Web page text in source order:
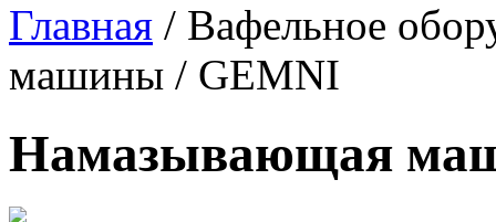
Главная / Вафельное
машины / GEMNI
Намазывающая